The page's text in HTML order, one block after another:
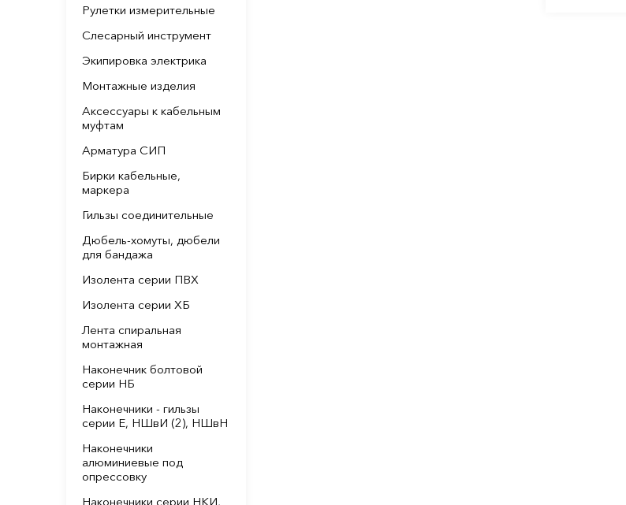
Рулетки измерительные
Слесарный инструмент
Экипировка электрика
Монтажные изделия
Аксессуары к кабельным
муфтам
Арматура СИП
Бирки кабельные,
маркера
Гильзы соединительные
Дюбель-хомуты, дюбели
для бандажа
Изолента серии ПВХ
Изолента серии ХБ
Лента спиральная
монтажная
Наконечник болтовой
серии НБ
Наконечники - гильзы
серии Е, НШвИ (2), НШвН
Наконечники
алюминиевые под
опрессовку
Наконечники серии НКИ,